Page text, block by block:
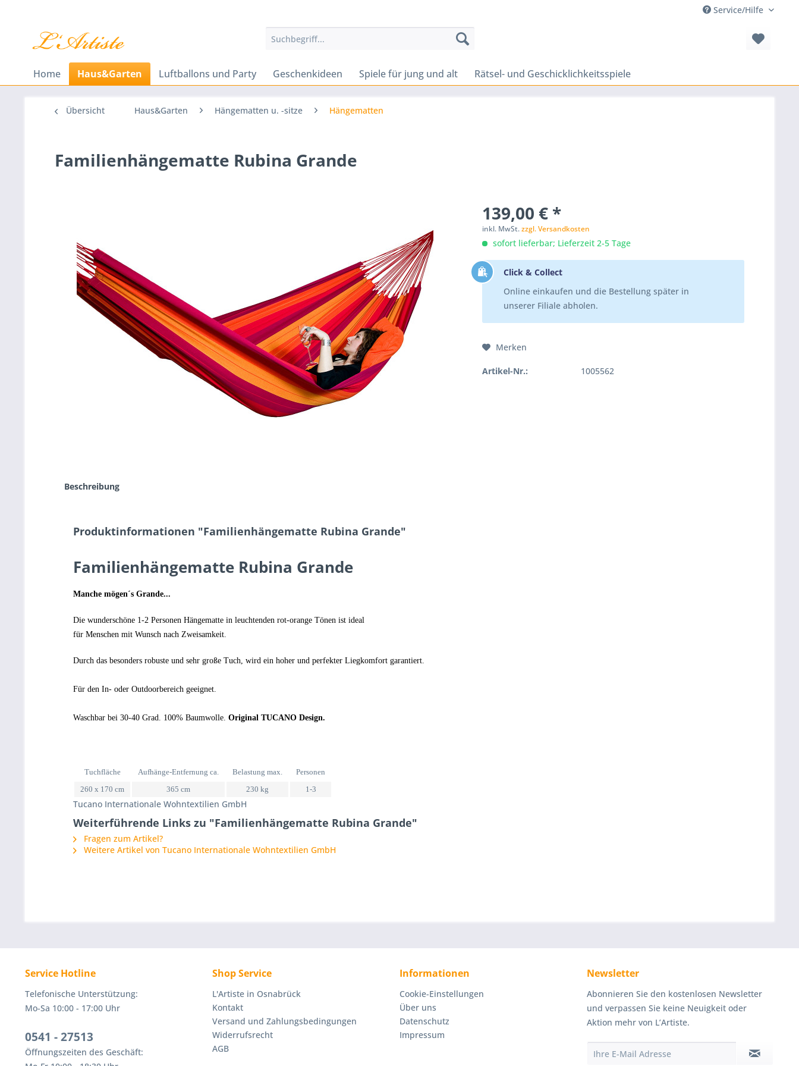
Service/Hilfe
Home Haus&Garten Luftballons und Party Geschenkideen Spiele für jung und alt Rätsel- und Geschicklichkeitsspiele
Übersicht Haus&Garten Hängematten u. -sitze Hängematten
Familienhängematte Rubina Grande
139,00 € *
inkl. MwSt.zzgl. Versandkosten
sofort lieferbar; Lieferzeit 2-5 Tage
Click & Collect
Online einkaufen und die Bestellung später in
unserer Filiale abholen.
Merken
Artikel-Nr.: 1005562
Beschreibung
Produktinformationen "Familienhängematte Rubina Grande"
Familienhängematte Rubina Grande
Manche mögen´s Grande...
Die wunderschöne 1-2 Personen Hängematte in leuchtenden rot-orange Tönen ist ideal
für Menschen mit Wunsch nach Zweisamkeit.
Durch das besonders robuste und sehr große Tuch, wird ein hoher und perfekter Liegkomfort garantiert.
Für den In- oder Outdoorbereich geeignet.
Waschbar bei 30-40 Grad. 100% Baumwolle. Original TUCANO Design.
Tuchfläche Aufhänge-Entfernung ca. Belastung max.
Personen
260 x 170 cm
365 cm 230 kg 1-3
Tucano Internationale Wohntextilien GmbH
Weiterführende Links zu "Familienhängematte Rubina Grande"
Fragen zum Artikel?
Weitere Artikel von Tucano Internationale Wohntextilien GmbH
Service Hotline
Telefonische Unterstützung:
Mo-Sa 10:00 - 17:00 Uhr
0541 - 27513
Öffnungszeiten des Geschäft:
Shop Service
L'Artiste in Osnabrück
Kontakt
Versand und Zahlungsbedingungen
Widerrufsrecht
AGB
Informationen
Cookie-Einstellungen
Über uns
Datenschutz
Impressum
Newsletter
Abonnieren Sie den kostenlosen Newsletter
und verpassen Sie keine Neuigkeit oder
Aktion mehr von L’Artiste.